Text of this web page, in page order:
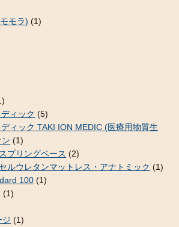
モラ) (1)
ィック (5)
ィック TAKI ION MEDIC (医療用物質生
(1)
プリングベース (2)
ルウレタンマットレス・アナトミック (1)
100 (1)
(1)
ジ (1)